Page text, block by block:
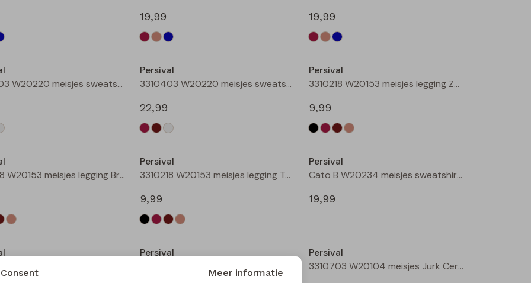
19,99
19,99
3310403 W20220 meisjes sweatshirt Bruin donker
Persival
3310403 W20220 meisjes sweatshirt Cream
22,99
Persival
3310218 W20153 meisjes legging Zwart
9,99
3310218 W20153 meisjes legging Bruin donker
Persival
3310218 W20153 meisjes legging Taupe
9,99
Persival
Cato B W20234 meisjes sweatshirt Wijnrood
19,99
Persival
Persival
3310703 W20104 meisjes Jurk Cerise
Consent Meer informatie